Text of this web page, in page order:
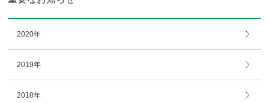
2020年
2019年
2018年